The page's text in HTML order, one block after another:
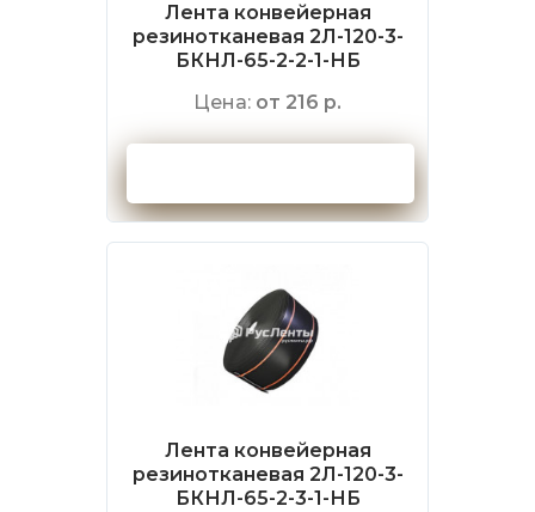
Лента конвейерная
резинотканевая 2Л-120-3-
БКНЛ-65-2-2-1-НБ
Цена: от 216 р.
Лента конвейерная
резинотканевая 2Л-120-3-
БКНЛ-65-2-3-1-НБ